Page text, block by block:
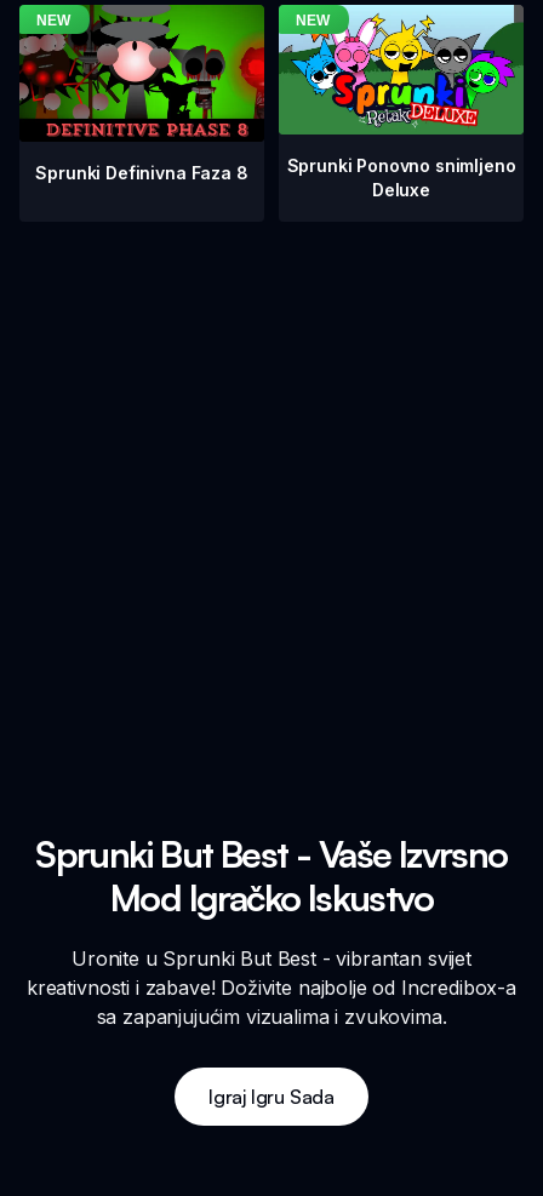
Sprunki Definivna Faza 8
Sprunki Ponovno snimljeno
Deluxe
Sprunki But Best - Vaše Izvrsno
Mod Igračko Iskustvo
Uronite u Sprunki But Best - vibrantan svijet
kreativnosti i zabave! Doživite najbolje od Incredibox-a
sa zapanjujućim vizualima i zvukovima.
Igraj Igru Sada